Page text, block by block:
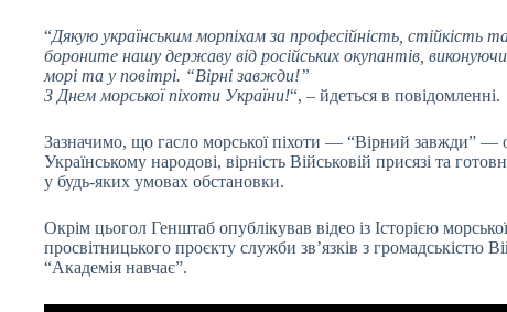
“Дякую українським морпіхам за професійність, стійкість
бороните нашу державу від російських окупантів,
морі та у повітрі. “Вірні завжди!”
З Днем морської піхоти України!“, – йдеться в повідомленні.
Зазначимо, що гасло морської піхоти — “Вірний завжди” —
Українському народові, вірність Військовій присязі та
у будь-яких умовах обстановки.
Окрім цьогол Генштаб опублікував відео із Історією
просвітницького проєкту служби зв’язків з громадськістю
“Академія навчає”.